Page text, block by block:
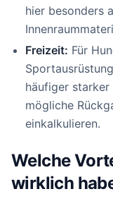
hier besonders
Freizeit: Für
häufiger starker
mögliche
einkalkulieren.
Welche
wirklich